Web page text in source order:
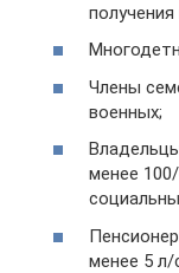
Члены
военных;
менее
менее 5 л/